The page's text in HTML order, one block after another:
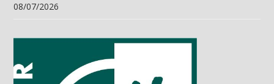
08/07/2026